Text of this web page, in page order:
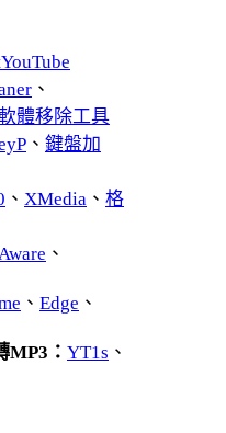
、
體移除工具
、 鍵盤加
、 XMedia 、 格
、
、 Edge 、
MP3： YT1s 、